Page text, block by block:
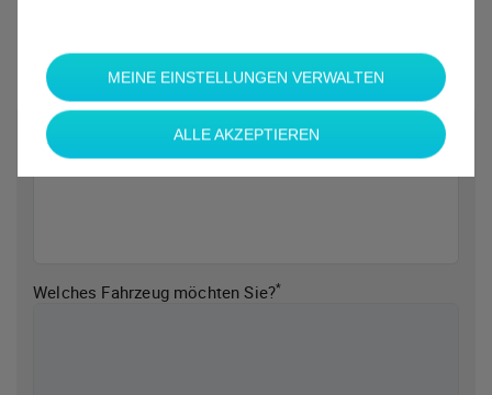
Welche Marke möchten Sie?*
Welches Fahrzeug möchten Sie?*
MEINE EINSTELLUNGEN VERWALTEN
ALLE AKZEPTIEREN